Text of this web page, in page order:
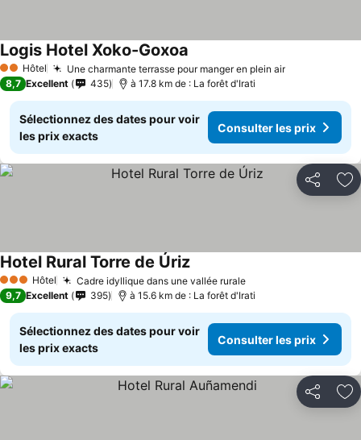
2 Étoiles
Hôtel Une charmante terrasse pour manger en plein air
Logis Hotel Xoko-Goxoa
8,7 Excellent 435 à 17.8 km de : La forêt d'Irati
Sélectionnez des dates pour voir
les prix exacts
Consulter les prix
Partager
3 ÉtoilesHôtel Cadre idyllique dans une vallée rurale
Hotel Rural Torre de Úriz
9,7 Excellent 395 à 15.6 km de : La forêt d'Irati
Sélectionnez des dates pour voir
les prix exacts
Consulter les prix
Partager